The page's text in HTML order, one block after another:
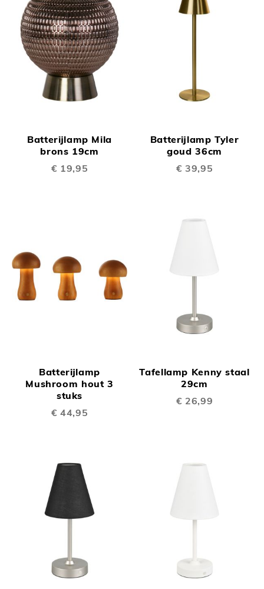
Batterijlamp Mila
brons 19cm
€ 19,95
Batterijlamp Tyler
goud 36cm
€ 39,95
Batterijlamp
Mushroom hout 3
stuks
€ 44,95
Tafellamp Kenny staal
29cm
€ 26,99